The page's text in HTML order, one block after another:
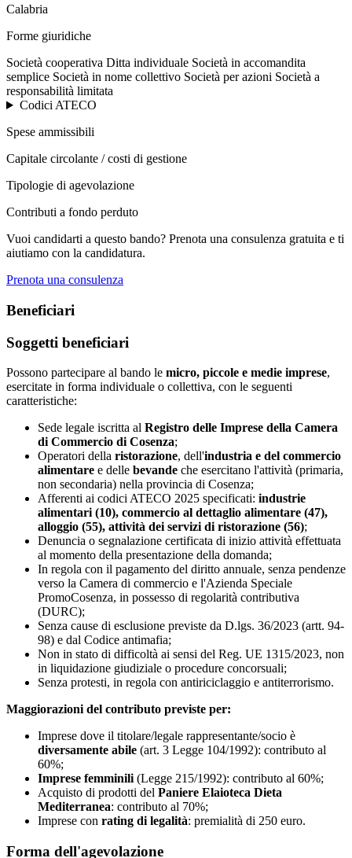
Calabria
Forme giuridiche
Società cooperativa Ditta individuale Società in accomandita
semplice Società in nome collettivo Società per azioni Società a
responsabilità limitata
Codici ATECO
Spese ammissibili
Capitale circolante / costi di gestione
Tipologie di agevolazione
Contributi a fondo perduto
Vuoi candidarti a questo bando? Prenota una consulenza gratuita e ti
aiutiamo con la candidatura.
Prenota una consulenza
Beneficiari
Soggetti beneficiari
Possono partecipare al bando le micro, piccole e medie imprese,
esercitate in forma individuale o collettiva, con le seguenti
caratteristiche:
Sede legale iscritta al Registro delle Imprese della Camera
di Commercio di Cosenza;
Operatori della ristorazione, dell'industria e del commercio
alimentare e delle bevande che esercitano l'attività (primaria,
non secondaria) nella provincia di Cosenza;
Afferenti ai codici ATECO 2025 specificati: industrie
alimentari (10), commercio al dettaglio alimentare (47),
alloggio (55), attività dei servizi di ristorazione (56);
Denuncia o segnalazione certificata di inizio attività effettuata
al momento della presentazione della domanda;
In regola con il pagamento del diritto annuale, senza pendenze
verso la Camera di commercio e l'Azienda Speciale
PromoCosenza, in possesso di regolarità contributiva
(DURC);
Senza cause di esclusione previste da D.lgs. 36/2023 (artt. 94-
98) e dal Codice antimafia;
Non in stato di difficoltà ai sensi del Reg. UE 1315/2023, non
in liquidazione giudiziale o procedure concorsuali;
Senza protesti, in regola con antiriciclaggio e antiterrorismo.
Maggiorazioni del contributo previste per:
Imprese dove il titolare/legale rappresentante/socio è
diversamente abile (art. 3 Legge 104/1992): contributo al
60%;
Imprese femminili (Legge 215/1992): contributo al 60%;
Acquisto di prodotti del Paniere Elaioteca Dieta
Mediterranea: contributo al 70%;
Imprese con rating di legalità: premialità di 250 euro.
Forma dell'agevolazione